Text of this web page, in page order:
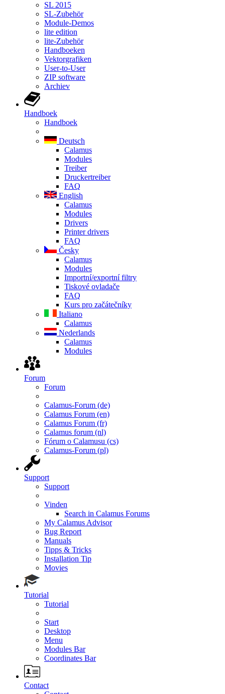
SL 2015
SL-Zubehör
Module-Demos
lite edition
lite-Zubehör
Handboeken
Vektorgrafiken
User-to-User
ZIP software
Archiev
Handboek
Handboek
Deutsch
Calamus
Modules
Treiber
Druckertreiber
FAQ
English
Calamus
Modules
Drivers
Printer drivers
FAQ
Česky
Calamus
Modules
Importní/exportní filtry
Tiskové ovladače
FAQ
Kurs pro začátečníky
Italiano
Calamus
Nederlands
Calamus
Modules
Forum
Forum
Calamus-Forum (de)
Calamus Forum (en)
Calamus Forum (fr)
Calamus forum (nl)
Fórum o Calamusu (cs)
Calamus-Forum (pl)
Support
Support
Vinden
Search in Calamus Forums
My Calamus Advisor
Bug Report
Manuals
Tipps & Tricks
Installation Tip
Movies
Tutorial
Tutorial
Start
Desktop
Menu
Modules Bar
Coordinates Bar
Contact